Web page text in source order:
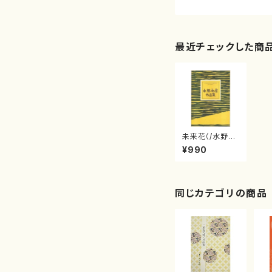
最近チェックした商
未来花（/水野
利彦/楽譜）
¥990
同じカテゴリの商品